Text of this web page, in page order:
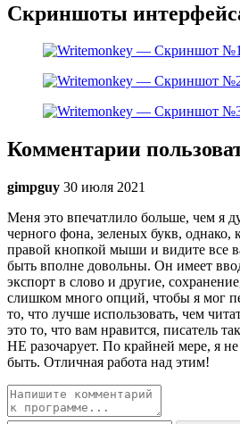
Скриншоты
Комментарии
gimpguy 30 июля 2021
Меня это впечатлило больше, чем я
черного фона, зеленых букв, однако,
правой кнопкой мыши и видите все
быть вполне довольны. Он имеет
экспорт в слово и другие,
слишком много опций, чтобы я мог
то, что лучше использовать, чем
это то, что вам нравится, писатель
НЕ разочарует. По крайней мере, я
быть. Отличная работа над этим!